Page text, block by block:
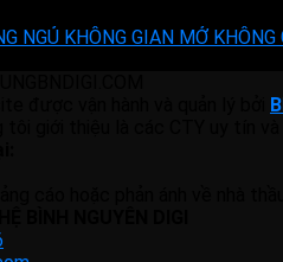
NGỦ KHÔNG GIAN MỞ